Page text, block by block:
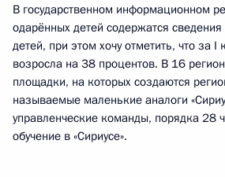
В государственном информационном
одарённых детей содержатся
детей, при этом хочу отметить, что за I
возросла на 38 процентов. В 16
площадки, на которых создаются
называемые маленькие аналоги
управленческие команды, порядка 28
обучение в «Сириусе».